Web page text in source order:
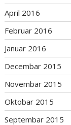
April 2016
Februar 2016
Januar 2016
Decembar 2015
Novembar 2015
Oktobar 2015
Septembar 2015